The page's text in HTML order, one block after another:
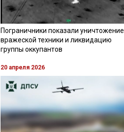
Пограничники показали уничтожение
вражеской техники и ликвидацию
группы оккупантов
20 апреля 2026